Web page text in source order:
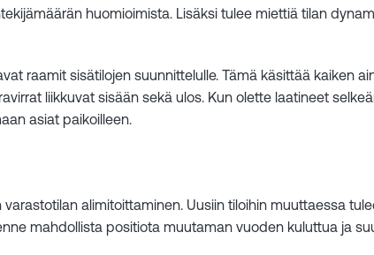
huomioimista. Lisäksi tulee miettiä tilan
raamit sisätilojen suunnittelulle. Tämä käsittää kaiken
liikkuvat sisään sekä ulos. Kun olette laatineet
asiat paikoilleen.
alimitoittaminen. Uusiin tiloihin muuttaessa
mahdollista positiota muutaman vuoden kuluttua ja